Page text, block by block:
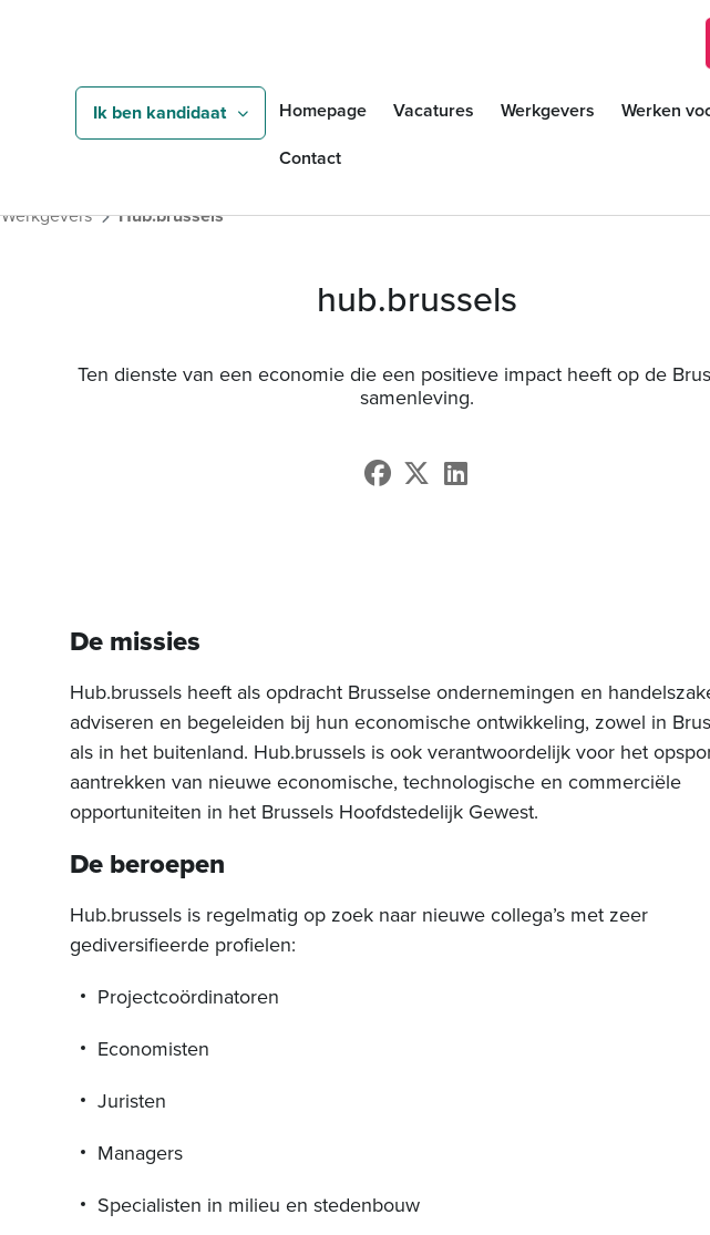
Ik ben kandidaat Homepage Vacatures Werkgevers Werken
Contact
Werkgevers Hub.brussels
hub.brussels
Ten dienste van een economie die een positieve impact heeft op de
samenleving.
De missies
Hub.brussels heeft als opdracht Brusselse ondernemingen en
adviseren en begeleiden bij hun economische ontwikkeling, zowel in
als in het buitenland. Hub.brussels is ook verantwoordelijk voor het
aantrekken van nieuwe economische, technologische en commerciële
opportuniteiten in het Brussels Hoofdstedelijk Gewest.
De beroepen
Hub.brussels is regelmatig op zoek naar nieuwe collega’s met zeer
gediversifieerde profielen:
Projectcoördinatoren
Economisten
Juristen
Managers
Specialisten in milieu en stedenbouw